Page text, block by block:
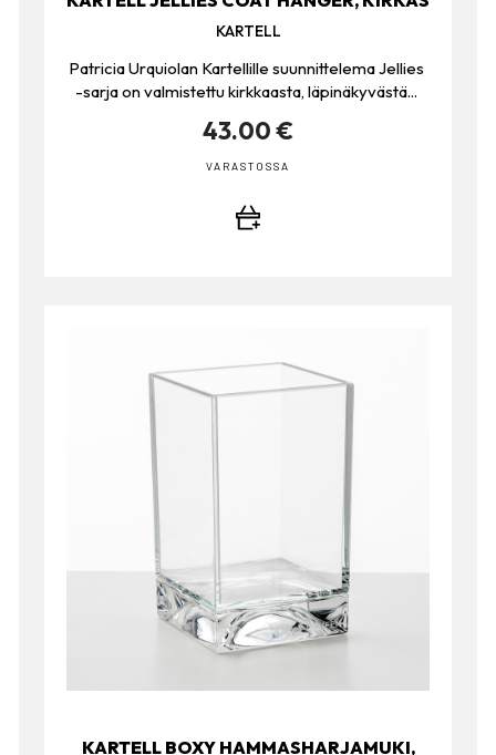
KARTELL
Patricia Urquiolan Kartellille suunnittelema Jellies
-sarja on valmistettu kirkkaasta, läpinäkyvästä...
43.00 €
VARASTOSSA
KARTELL BOXY HAMMASHARJAMUKI,